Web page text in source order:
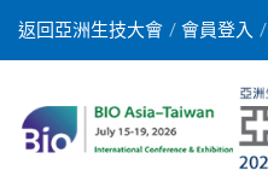
返回亞洲生技大會 會員登入